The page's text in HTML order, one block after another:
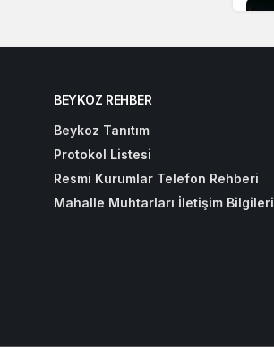
BEYKOZ REHBER
Beykoz Tanıtım
Protokol Listesi
Resmi Kurumlar Telefon Rehberi
Mahalle Muhtarları İletişim Bilgileri